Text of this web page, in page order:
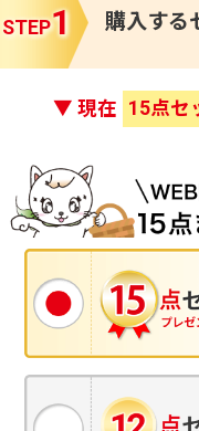
STEP1 購入する
▼ 現在 点セ